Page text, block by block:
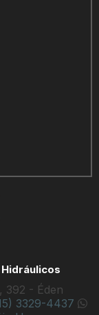
392 - Éden
3329-4437